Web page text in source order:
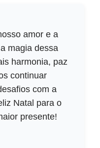
amor e a
magia dessa
harmonia, paz
continuar
com a
Natal para o
presente!